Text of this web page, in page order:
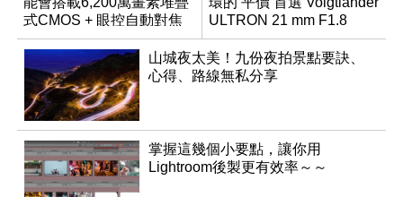
式CMOS + 眼控自動對焦
功能？
ULTRON 21 mm F1.8
Aspherical
山城夜太美！九份夜拍景點要訣、
心得、路線無私分享
掌握這幾個小要點，讓你用
Lightroom後製更有效率～～